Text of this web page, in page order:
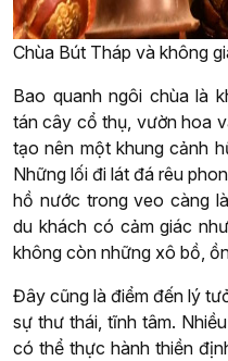
Chùa Bút Tháp và không
Bao quanh ngôi chùa là
tán cây cổ thụ, vườn hoa
tạo nên một khung cảnh
Những lối đi lát đá rêu
hồ nước trong veo càng
du khách có cảm giác
không còn những xô bồ,
Đây cũng là điểm đến lý
sự thư thái, tĩnh tâm.
có thể thực hành thiền